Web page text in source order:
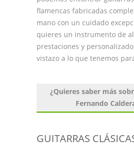
flamencas fabricadas
mano con un cuidado
quieres un instrumento de
prestaciones y
vistazo a lo que tenemos
¿Quieres saber más
Fernando
ve plasmada en cada
GUITARRAS